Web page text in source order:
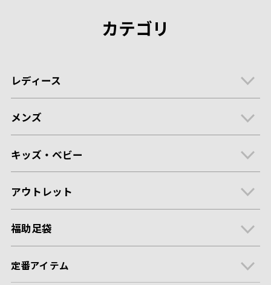
カテゴリ
レディース
メンズ
キッズ・ベビー
アウトレット
福助足袋
定番アイテム